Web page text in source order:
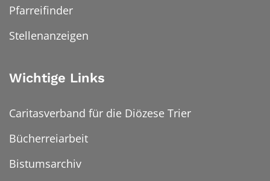
Pfarreifinder
Stellenanzeigen
Wichtige Links
Caritasverband für die Diözese Trier
Bücherreiarbeit
Bistumsarchiv